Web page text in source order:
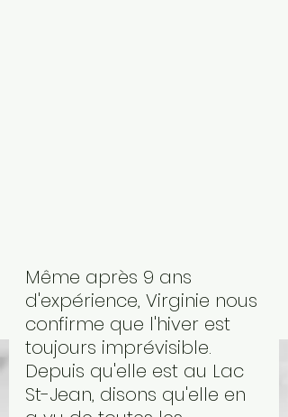
Même après 9 ans
d'expérience, Virginie nous
confirme que l'hiver est
toujours imprévisible.
Depuis qu'elle est au Lac
St-Jean, disons qu'elle en